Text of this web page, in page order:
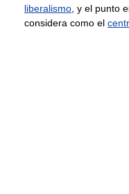
liberalismo , y el punto
considera como el